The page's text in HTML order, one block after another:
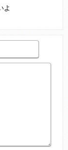
よ